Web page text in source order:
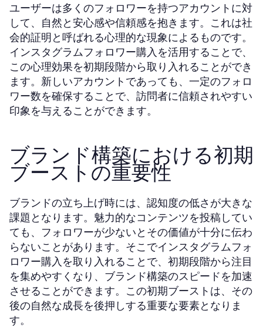
ユーザーは多くのフォロワーを持つアカウントに対
して、自然と安心感や信頼感を抱きます。これは社
会的証明と呼ばれる心理的な現象によるものです。
インスタグラムフォロワー購入を活用することで、
この心理効果を初期段階から取り入れることができ
ます。新しいアカウントであっても、一定のフォロ
ワー数を確保することで、訪問者に信頼されやすい
印象を与えることができます。
ブランド構築における初期
ブーストの重要性
ブランドの立ち上げ時には、認知度の低さが大きな
課題となります。魅力的なコンテンツを投稿してい
ても、フォロワーが少ないとその価値が十分に伝わ
らないことがあります。そこでインスタグラムフォ
ロワー購入を取り入れることで、初期段階から注目
を集めやすくなり、ブランド構築のスピードを加速
させることができます。この初期ブーストは、その
後の自然な成長を後押しする重要な要素となりま
す。